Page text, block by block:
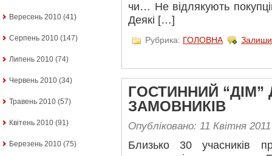
Вересень 2010 (41)
Серпень 2010 (147)
Липень 2010 (74)
Червень 2010 (34)
Травень 2010 (57)
Квітень 2010 (91)
Березень 2010 (75)
чи… Не відлякують
Деякі […]
Рубрика: ГОЛОВНА
ГОСТИННИЙ “ДІМ”
ЗАМОВНИКІВ
Опубліковано: 11 Квітня 2011
Близько 30 учасників